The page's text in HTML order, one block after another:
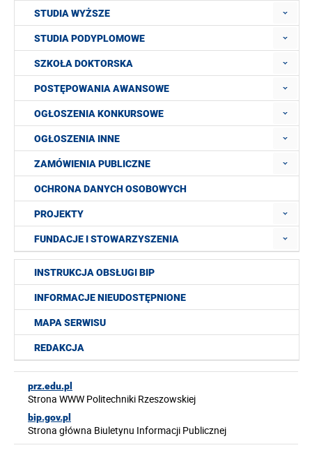
STUDIA WYŻSZE
STUDIA PODYPLOMOWE
SZKOŁA DOKTORSKA
POSTĘPOWANIA AWANSOWE
OGŁOSZENIA KONKURSOWE
OGŁOSZENIA INNE
ZAMÓWIENIA PUBLICZNE
OCHRONA DANYCH OSOBOWYCH
PROJEKTY
FUNDACJE I STOWARZYSZENIA
INSTRUKCJA OBSŁUGI BIP
INFORMACJE NIEUDOSTĘPNIONE
MAPA SERWISU
REDAKCJA
prz.edu.pl
Strona WWW Politechniki Rzeszowskiej
bip.gov.pl
Strona główna Biuletynu Informacji Publicznej